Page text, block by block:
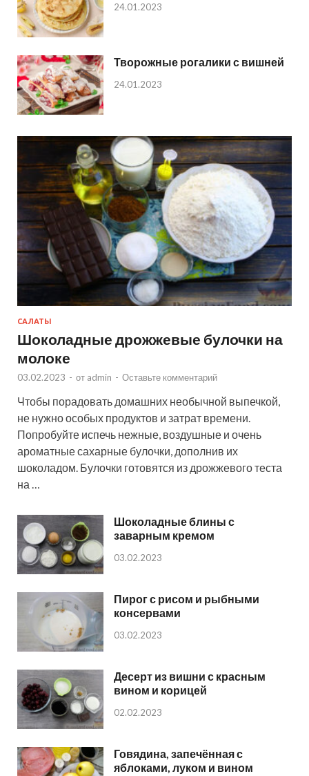
24.01.2023
Творожные рогалики с вишней
24.01.2023
САЛАТЫ
Шоколадные дрожжевые булочки на
молоке
03.02.2023 - от admin - Оставьте комментарий
Чтобы порадовать домашних необычной выпечкой,
не нужно особых продуктов и затрат времени.
Попробуйте испечь нежные, воздушные и очень
ароматные сахарные булочки, дополнив их
шоколадом. Булочки готовятся из дрожжевого теста
на …
Шоколадные блины с
заварным кремом
03.02.2023
Пирог с рисом и рыбными
консервами
03.02.2023
Десерт из вишни с красным
вином и корицей
02.02.2023
Говядина, запечённая с
яблоками, луком и вином